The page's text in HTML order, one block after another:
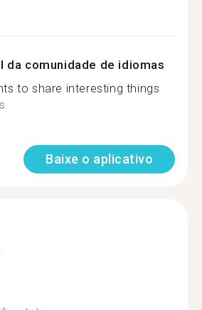
da comunidade de idiomas
to share interesting things
Baixe o aplicativo